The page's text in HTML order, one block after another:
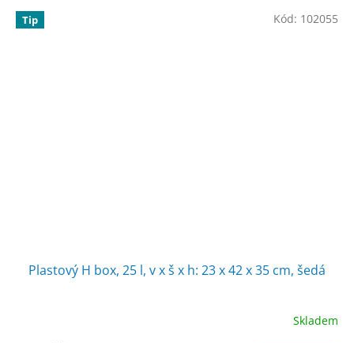
Tip
Plastový H box, 25 l, v x š x h: 23 x 42 x 35 cm, šedá
Skladem
Kód: 102055